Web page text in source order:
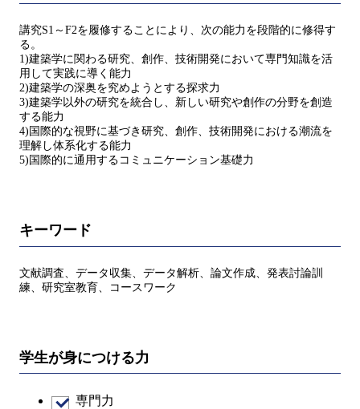
講究S1～F2を履修することにより、次の能力を段階的に修得す
る。
1)建築学に関わる研究、創作、技術開発において専門知識を活
用して実践に導く能力
2)建築学の深奥を究めようとする探求力
3)建築学以外の研究を統合し、新しい研究や創作の分野を創造
する能力
4)国際的な視野に基づき研究、創作、技術開発における潮流を
理解し体系化する能力
5)国際的に通用するコミュニケーション基礎力
キーワード
文献調査、データ収集、データ解析、論文作成、発表討論訓
練、研究室教育、コースワーク
学生が身につける力
専門力